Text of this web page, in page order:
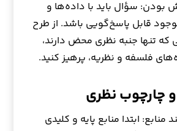
بودن: سؤال باید با داده‌ها و
قابل پاسخ‌گویی باشد. از طرح
تنها جنبه نظری محض دارند،
فلسفه و نظریه، پرهیز کنید.
و چارچوب نظری
منابع: ابتدا منابع پایه و کلیدی